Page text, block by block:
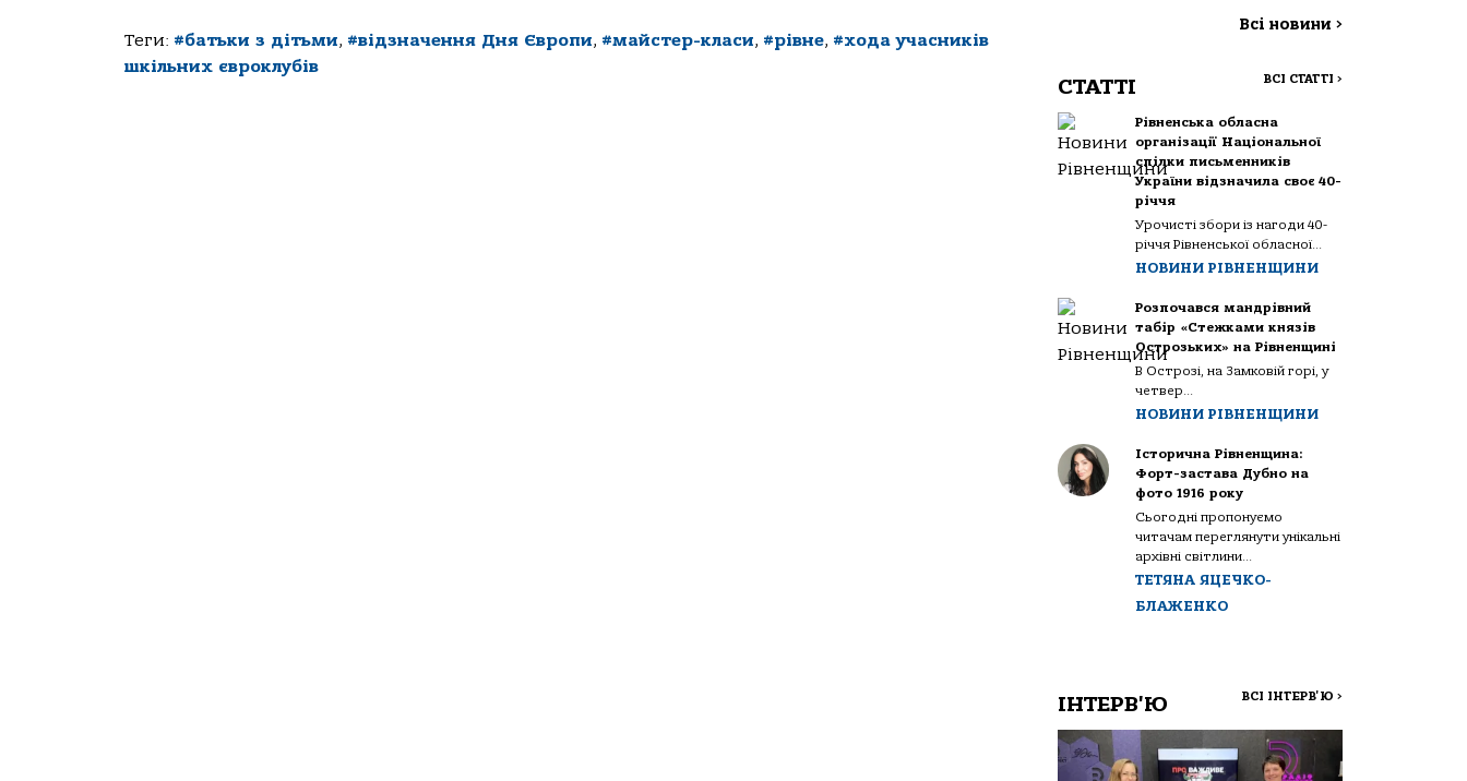
Теги: #батьки з дітьми, #відзначення Дня Європи, #майстер-класи, #рівне, #хода учасників
шкільних євроклубів
Всі новини >
СТАТТІ ВСІ СТАТТІ >
Рівненська обласна
організації Національної
спілки письменників
України відзначила своє 40-
річчя
Урочисті збори із нагоди 40-
річчя Рівненської обласної...
НОВИНИ РІВНЕНЩИНИ
Розпочався мандрівний
табір «Стежками князів
Острозьких» на Рівненщині
В Острозі, на Замковій горі, у
четвер...
НОВИНИ РІВНЕНЩИНИ
Історична Рівненщина:
Форт-застава Дубно на
фото 1916 року
Сьогодні пропонуємо
читачам переглянути унікальні
архівні світлини...
ТЕТЯНА ЯЦЕЧКО-
БЛАЖЕНКО
ІНТЕРВ'Ю ВСІ ІНТЕРВ'Ю >